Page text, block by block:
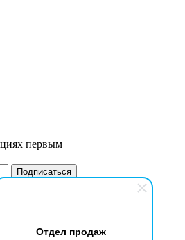
Отдел продаж
первым